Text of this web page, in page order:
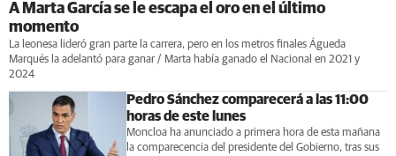
A Marta García se le escapa el oro en el último
momento
La leonesa lideró gran parte la carrera, pero en los metros finales Águeda
Marqués la adelantó para ganar / Marta había ganado el Nacional en 2021 y
2024
Pedro Sánchez comparecerá a las 11:00
horas de este lunes
Moncloa ha anunciado a primera hora de esta mañana
la comparecencia del presidente del Gobierno, tras sus